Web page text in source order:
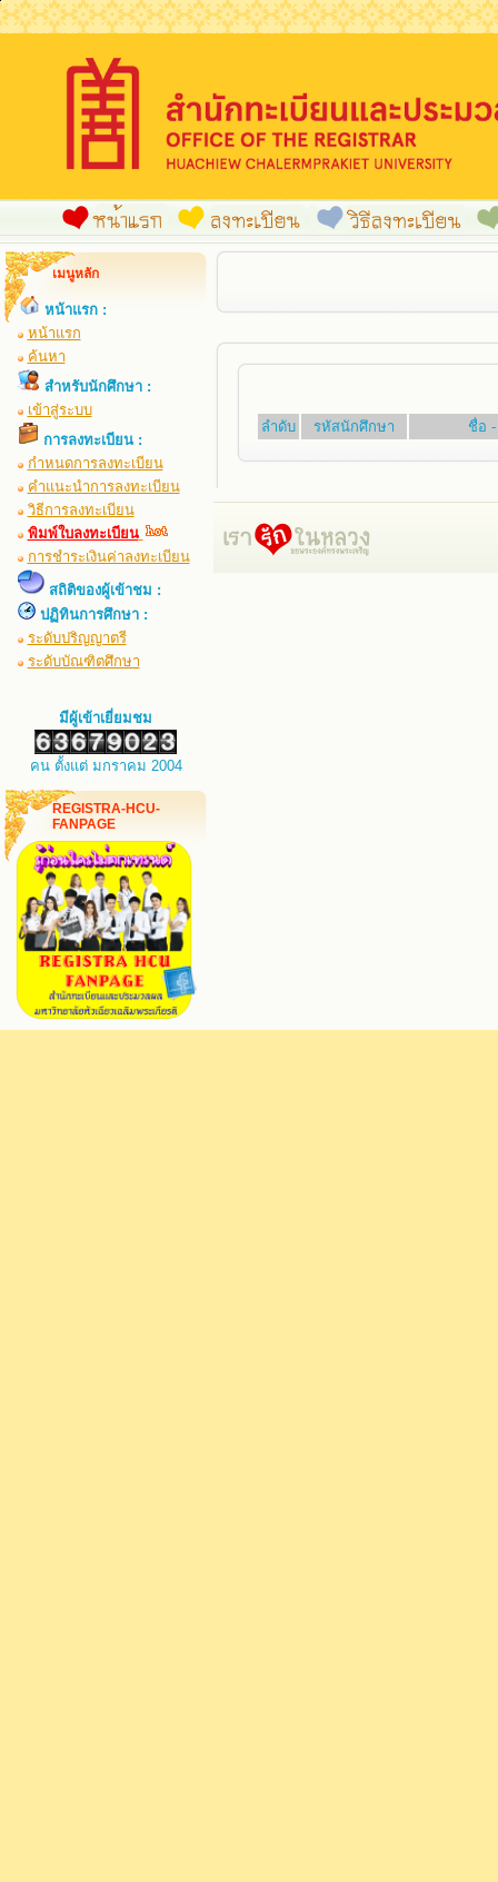
เมนูหลัก
หน้าแรก :
หน้าแรก
ค้นหา
สำหรับนักศึกษา :
เข้าสู่ระบบ
การลงทะเบียน :
กำหนดการลงทะเบียน
คำแนะนำการลงทะเบียน
วิธีการลงทะเบียน
พิมพ์ใบลงทะเบียน
การชำระเงินค่าลงทะเบียน
สถิติของผู้เข้าชม :
ปฏิทินการศึกษา :
ระดับปริญญาตรี
ระดับบัณฑิตศึกษา
มีผู้เข้าเยี่ยมชม
คน ตั้งแต่ มกราคม 2004
REGISTRA-HCU-
FANPAGE
ลำดับ รหัสนักศึกษา ชื่อ